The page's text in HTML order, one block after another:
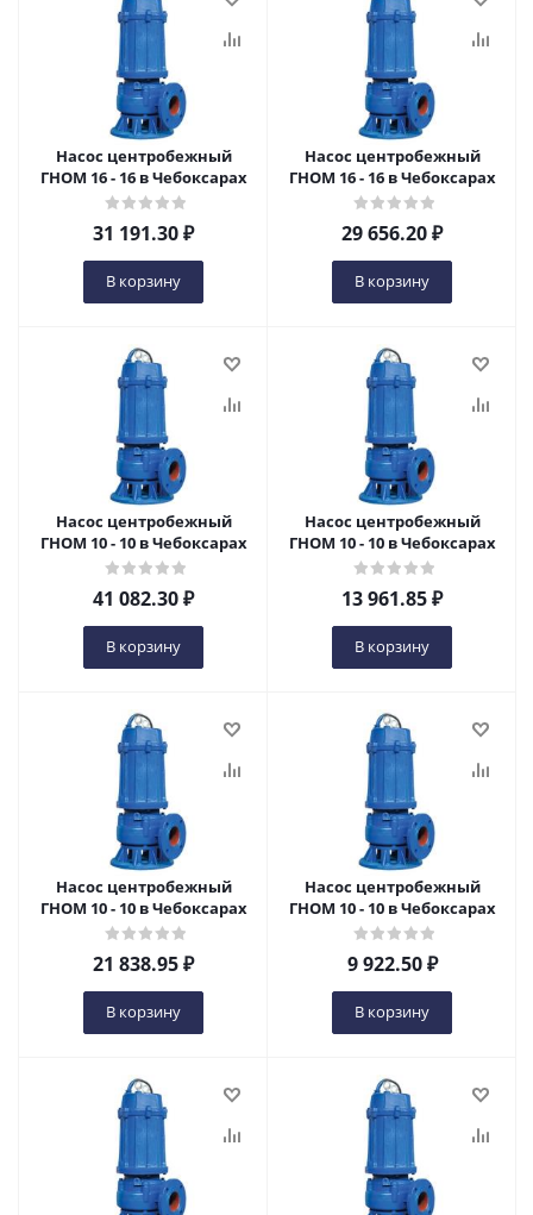
Насос центробежный
ГНОМ 16 - 16 в Чебоксарах
31 191.30₽
В корзину
Насос центробежный
ГНОМ 16 - 16 в Чебоксарах
29 656.20₽
В корзину
Насос центробежный
ГНОМ 10 - 10 в Чебоксарах
41 082.30₽
В корзину
Насос центробежный
ГНОМ 10 - 10 в Чебоксарах
13 961.85₽
В корзину
Насос центробежный
ГНОМ 10 - 10 в Чебоксарах
21 838.95₽
В корзину
Насос центробежный
ГНОМ 10 - 10 в Чебоксарах
9 922.50₽
В корзину